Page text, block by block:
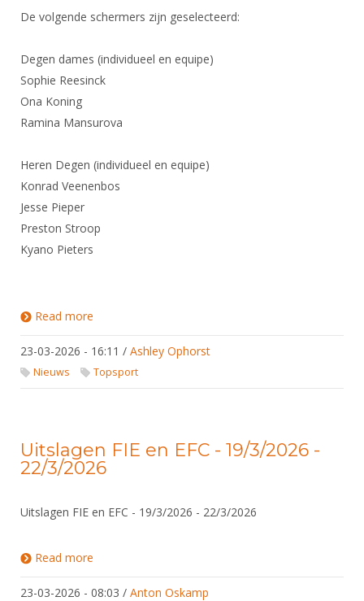
De volgende schermers zijn geselecteerd:
Degen dames (individueel en equipe)
Sophie Reesinck
Ona Koning
Ramina Mansurova
Heren Degen (individueel en equipe)
Konrad Veenenbos
Jesse Pieper
Preston Stroop
Kyano Pieters
Read more
23-03-2026 - 16:11 / Ashley Ophorst
Nieuws Topsport
Uitslagen FIE en EFC - 19/3/2026 -
22/3/2026
Uitslagen FIE en EFC - 19/3/2026 - 22/3/2026
Read more
23-03-2026 - 08:03 / Anton Oskamp